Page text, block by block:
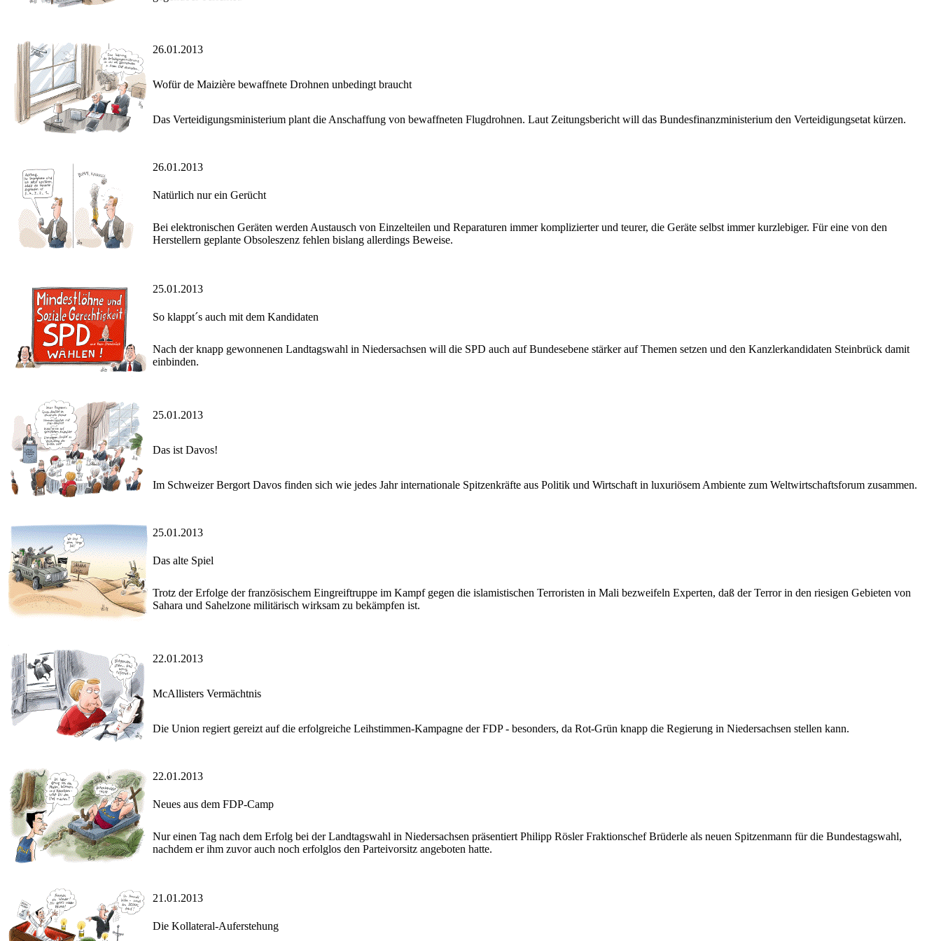
26.01.2013
Wofür de Maizière bewaffnete Drohnen unbedingt braucht
Das Verteidigungsministerium plant die Anschaffung von bewaffneten Flugdrohnen. Laut Zeitungsbericht will das Bundesfinanzministerium den Verteidigungsetat kürzen.
26.01.2013
Natürlich nur ein Gerücht
Bei elektronischen Geräten werden Austausch von Einzelteilen und Reparaturen immer komplizierter und teurer, die Geräte selbst immer kurzlebiger. Für eine von den
Herstellern geplante Obsoleszenz fehlen bislang allerdings Beweise.
25.01.2013
So klappt´s auch mit dem Kandidaten
Nach der knapp gewonnenen Landtagswahl in Niedersachsen will die SPD auch auf Bundesebene stärker auf Themen setzen und den Kanzlerkandidaten Steinbrück damit
einbinden.
25.01.2013
Das ist Davos!
Im Schweizer Bergort Davos finden sich wie jedes Jahr internationale Spitzenkräfte aus Politik und Wirtschaft in luxuriösem Ambiente zum Weltwirtschaftsforum zusammen.
25.01.2013
Das alte Spiel
Trotz der Erfolge der französischem Eingreiftruppe im Kampf gegen die islamistischen Terroristen in Mali bezweifeln Experten, daß der Terror in den riesigen Gebieten von
Sahara und Sahelzone militärisch wirksam zu bekämpfen ist.
22.01.2013
McAllisters Vermächtnis
Die Union regiert gereizt auf die erfolgreiche Leihstimmen-Kampagne der FDP - besonders, da Rot-Grün knapp die Regierung in Niedersachsen stellen kann.
22.01.2013
Neues aus dem FDP-Camp
Nur einen Tag nach dem Erfolg bei der Landtagswahl in Niedersachsen präsentiert Philipp Rösler Fraktionschef Brüderle als neuen Spitzenmann für die Bundestagswahl,
nachdem er ihm zuvor auch noch erfolglos den Parteivorsitz angeboten hatte.
21.01.2013
Die Kollateral-Auferstehung